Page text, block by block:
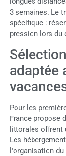
3 semaines. Le
spécifique :
pression lors du
adaptée
Pour les
France propose
littorales offrent
Les
l'organisation